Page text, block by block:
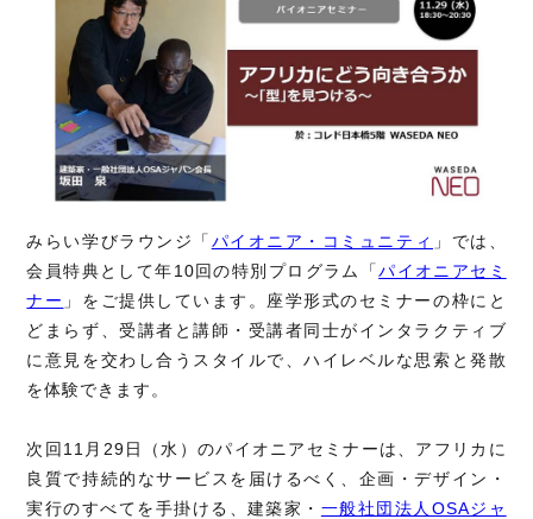
みらい学びラウンジ「パイオニア・コミュニティ 」では、
会員特典として年10回の特別プログラム「パイオニアセミ
ナー 」をご提供しています。座学形式のセミナーの枠にと
どまらず、受講者と講師・受講者同士がインタラクティブ
に意見を交わし合うスタイルで、ハイレベルな思索と発散
を体験できます。
次回11月29日（水）のパイオニアセミナーは、アフリカに
良質で持続的なサービスを届けるべく、企画・デザイン・
実行のすべてを手掛ける、建築家・ 一般社団法人OSAジャ